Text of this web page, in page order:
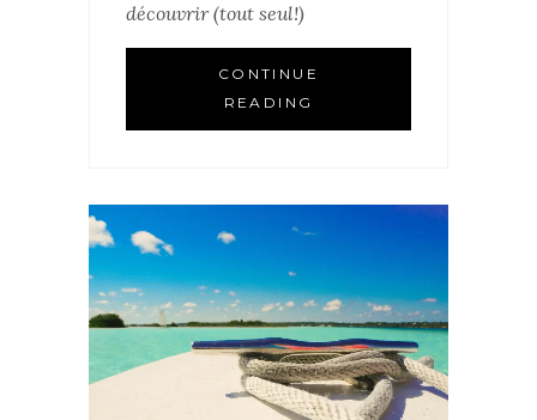
découvrir (tout seul!)
CONTINUE
READING